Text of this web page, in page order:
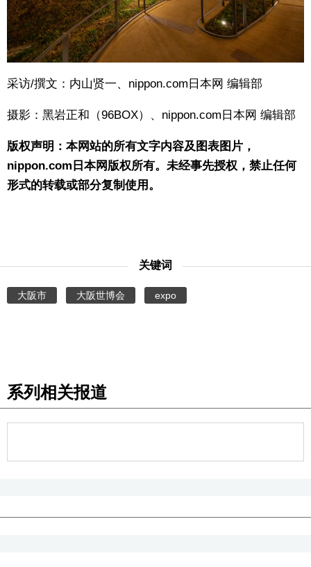
采访/撰文：内山贤一、nippon.com日本网 编辑部
摄影：黑岩正和（96BOX）、nippon.com日本网 编辑部
版权声明：本网站的所有文字内容及图表图片，
nippon.com日本网版权所有。未经事先授权，禁止任何
形式的转载或部分复制使用。
关键词
大阪市 大阪世博会 expo
系列相关报道